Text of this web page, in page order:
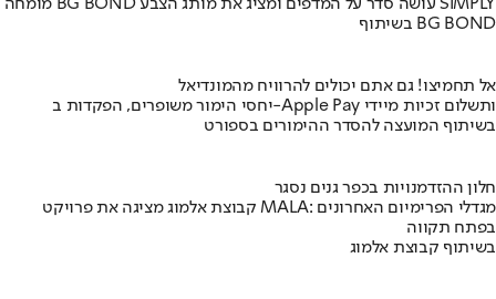
מומחה BG BOND עושה סדר על המדפים ומציג את מותג הצבע SIMPLY
בשיתוף BG BOND
אל תחמיצו! גם אתם יכולים להרוויח מהמונדיאל
יחסי הימור משופרים, הפקדות ב-Apple Pay ותשלום זכיות מיידי
בשיתוף המועצה להסדר ההימורים בספורט
חלון ההזדמנויות בכפר גנים נסגר
קבוצת אלמוג מציגה את פרויקט MALA: מגדלי הפרימיום האחרונים
בפתח תקווה
בשיתוף קבוצת אלמוג